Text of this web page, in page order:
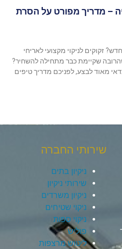
– מדריך מפורט על הסרת
זקוקים לניקוי מקצועי לאריחי
שקיימת כבר מתחילה להשחיר?
מאוד לבצע, לפניכם מדריך טיפים
שירותי החברה
ניקיון בתים
שירותי ניקיון
ניקיון משרדים
ניקוי שטיחים
ניקוי ספות
פוליש
ליטוש מרצפות